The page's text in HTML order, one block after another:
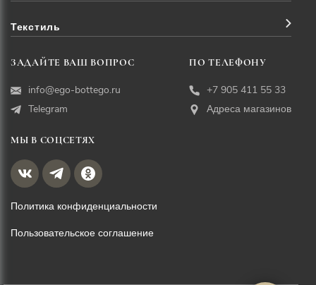
Текстиль
ЗАДАЙТЕ ВАШ ВОПРОС
info@ego-bottego.ru
Telegram
ПО ТЕЛЕФОНУ
+7 905 411 55 33
Адреса магазинов
МЫ В СОЦСЕТЯХ
Политика конфиденциальности
Пользовательское соглашение